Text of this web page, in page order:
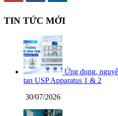
TIN TỨC MỚI
Ứng dụng,
tan USP Apparatus 1 & 2
30/07/2026